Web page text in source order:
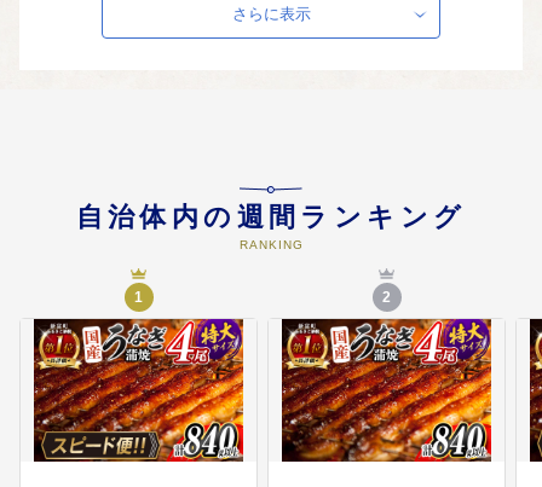
スポーツによる地域活性化
・サッカーを中心とした地域活性
さらに表示
自治体内の週間ランキング
RANKING
1 2